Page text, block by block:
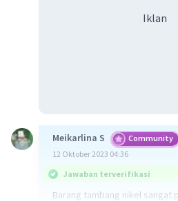
Iklan
Meikarlina S Community
12 Oktober 2023 04:36
Jawaban terverifikasi
Barang tambang nikel sangat